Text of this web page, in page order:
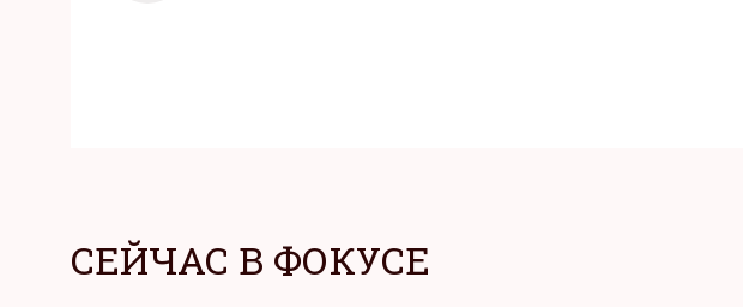
СЕЙЧАС В ФОКУСЕ